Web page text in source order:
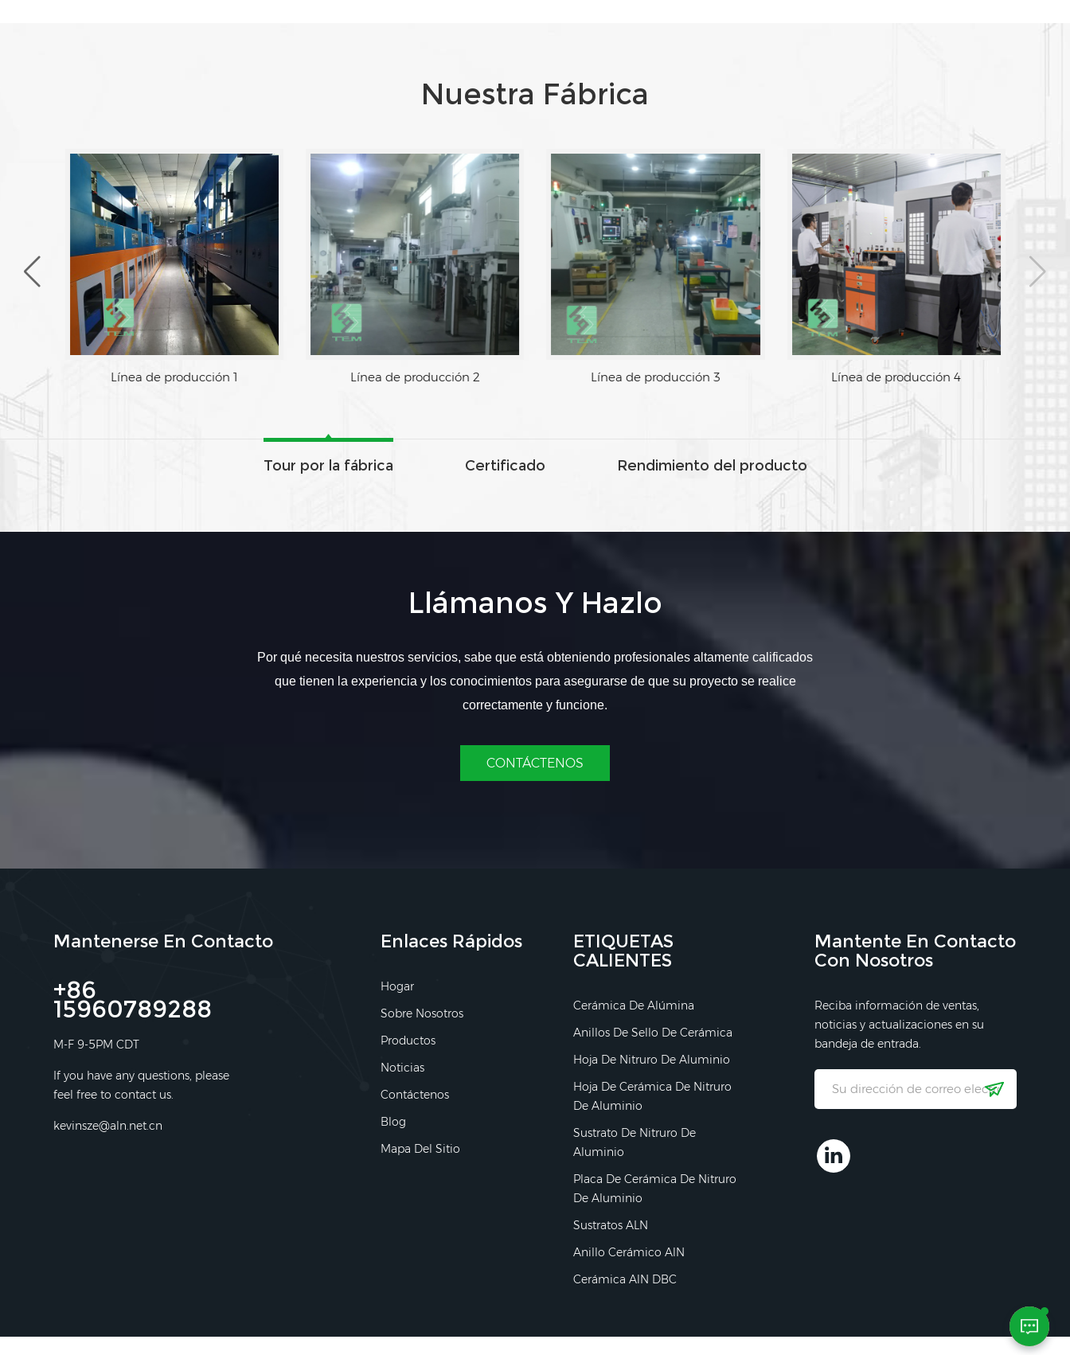
Nuestra Fábrica
Línea de producción 1 Línea de producción 2 Línea de producción 3 Línea de producción 4
Tour por la fábrica Certificado Rendimiento del producto
Llámanos Y Hazlo
Por qué necesita nuestros servicios, sabe que está obteniendo profesionales altamente calificados
que tienen la experiencia y los conocimientos para asegurarse de que su proyecto se realice
correctamente y funcione.
CONTÁCTENOS
Mantenerse En Contacto
+86
15960789288
M-F 9-5PM CDT
If you have any questions, please
feel free to contact us.
kevinsze@aln.net.cn
Enlaces Rápidos
Hogar
Sobre Nosotros
Productos
Noticias
Contáctenos
Blog
Mapa Del Sitio
ETIQUETAS
CALIENTES
Cerámica De Alúmina
Anillos De Sello De Cerámica
Hoja De Nitruro De Aluminio
Hoja De Cerámica De Nitruro
De Aluminio
Sustrato De Nitruro De
Aluminio
Placa De Cerámica De Nitruro
De Aluminio
Sustratos ALN
Anillo Cerámico AlN
Cerámica AlN DBC
Mantente En Contacto
Con Nosotros
Reciba información de ventas,
noticias y actualizaciones en su
bandeja de entrada.